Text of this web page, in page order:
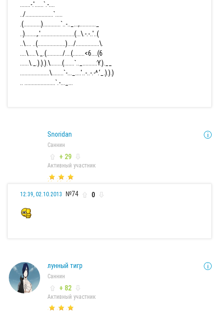
.......-.'......`.-....
../...................`.....
.(............)............`..-.._...,..........._
..)........,.'.......................(...\.-.-..'..(
..\.... ..(...................)..../................\.
....\.....\._.(.........../....(........<6....(6
......\._.).).).\........(.......`.._.........:Y.).__
....................\........`-..._....'..-..-.-^.‘_.).).)
.. .....................`.-..._...
Snoridan
Саннин
+ 29
Активный участник
12:39, 02.10.2013 №74 0
лунный тигр
Саннин
+ 82
Активный участник